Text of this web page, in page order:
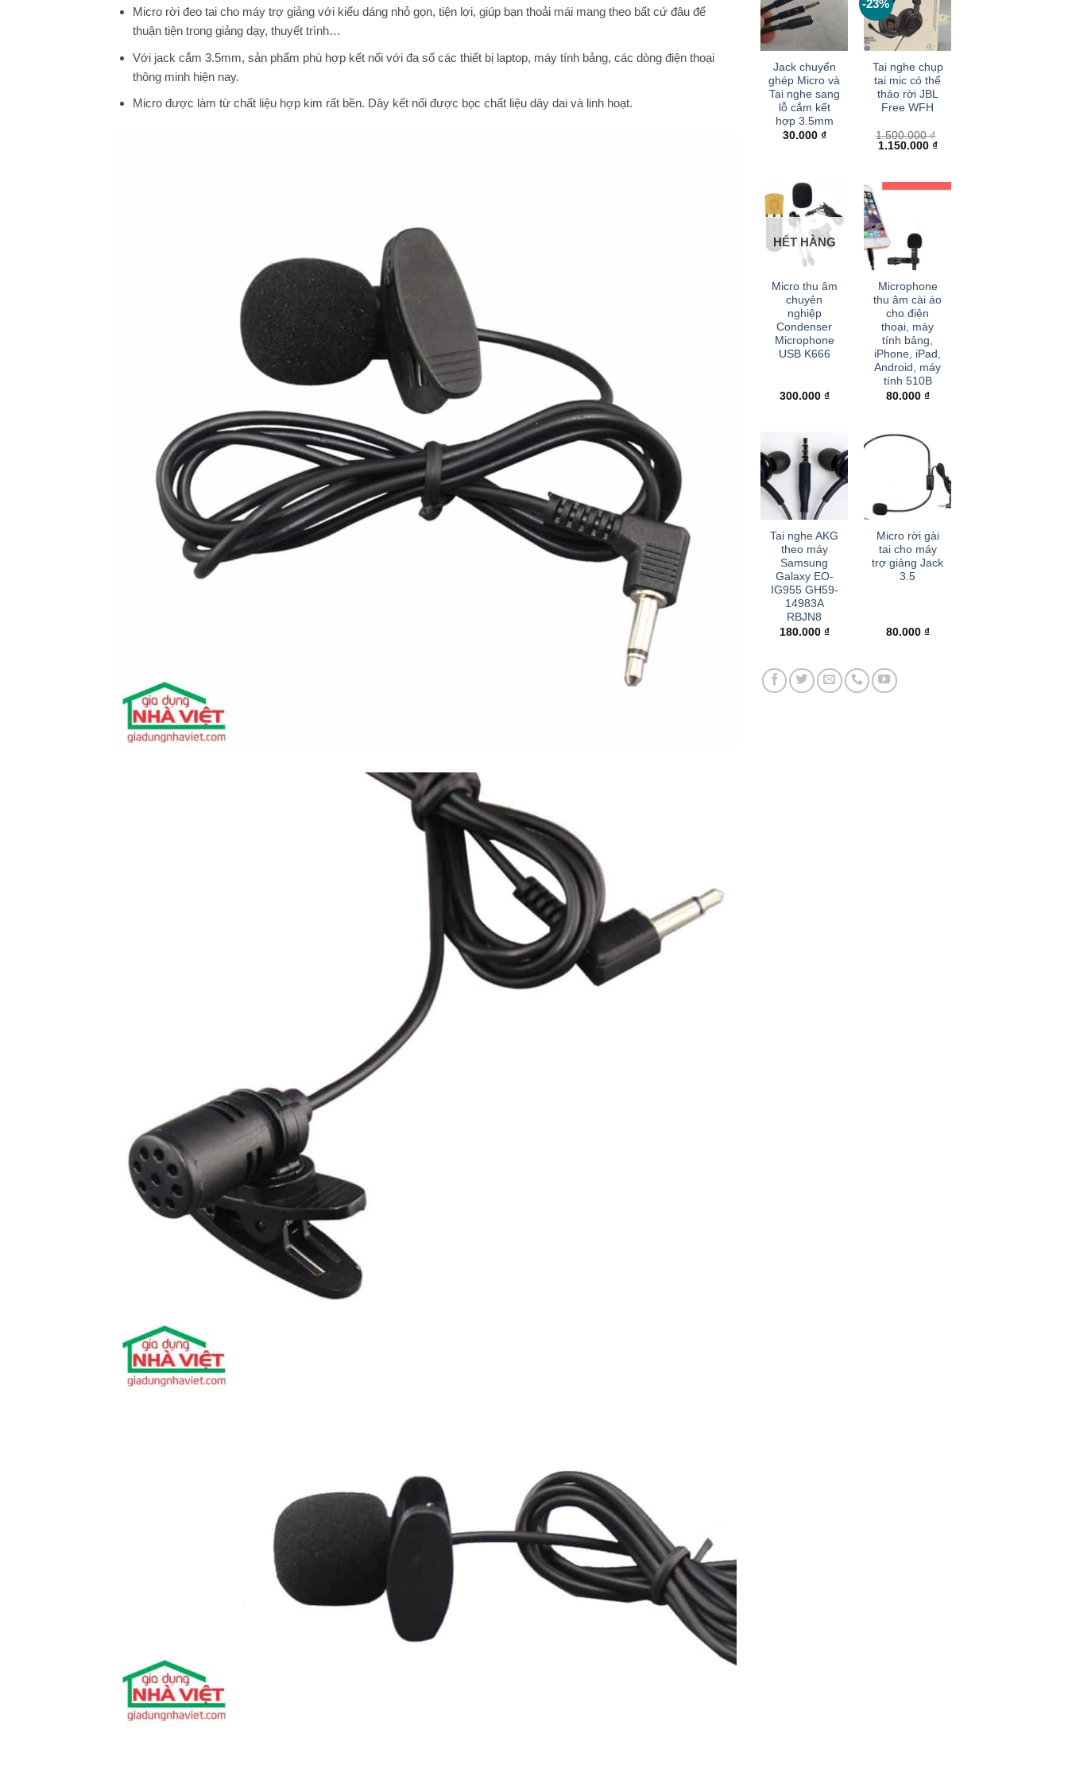
Micro rời đeo tai cho máy trợ giảng với kiểu dáng nhỏ gọn, tiện lợi, giúp bạn thoải mái mang theo bất cứ đâu để
thuận tiện trong giảng dạy, thuyết trình…
Với jack cắm 3.5mm, sản phẩm phù hợp kết nối với đa số các thiết bị laptop, máy tính bảng, các dòng điện thoại
thông minh hiện nay.
Micro được làm từ chất liệu hợp kim rất bền. Dây kết nối được bọc chất liệu dây dai và linh hoạt.
Jack chuyển
ghép Micro và
Tai nghe sang
lỗ cắm kết
hợp 3.5mm
30.000 ₫
-23%
+
Tai nghe chụp
tai mic có thể
tháo rời JBL
Free WFH
1.500.000₫
Giá
1.150.000 ₫Giá
1.150.000 ₫.
HẾT HÀNG
Micro thu âm
chuyên
nghiệp
Condenser
Microphone
USB K666
300.000 ₫
Microphone
thu âm cài áo
cho điện
thoại, máy
tính bảng,
iPhone, iPad,
Android, máy
tính 510B
80.000 ₫
+
Tai nghe AKG
theo máy
Samsung
Galaxy EO-
IG955 GH59-
14983A
RBJN8
180.000 ₫
+
Micro rời gài
tai cho máy
trợ giảng Jack
3.5
80.000 ₫